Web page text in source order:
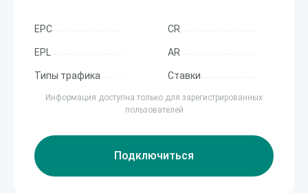
EPC CR
EPL AR
Типы трафика Ставки
Информация доступна только для зарегистрированных
пользователей
Подключиться